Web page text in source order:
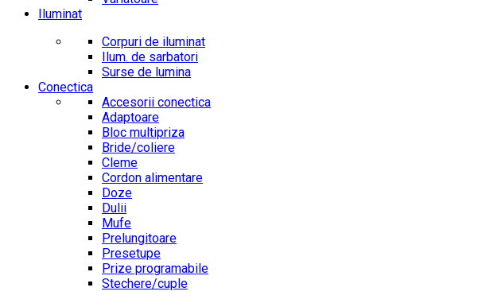
Iluminat
Corpuri de iluminat
Ilum. de sarbatori
Surse de lumina
Conectica
Accesorii conectica
Adaptoare
Bloc multipriza
Bride/coliere
Cleme
Cordon alimentare
Doze
Dulii
Mufe
Prelungitoare
Presetupe
Prize programabile
Stechere/cuple